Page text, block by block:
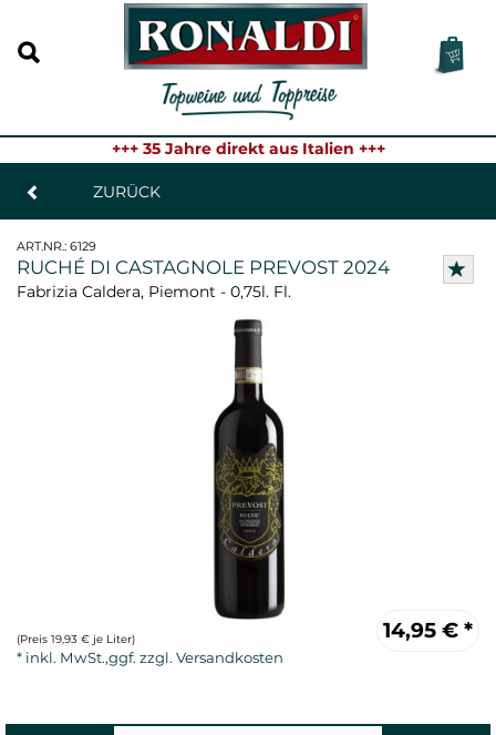
+++ 35 Jahre direkt aus Italien +++
ZURÜCK
ART.NR.: 6129
RUCHÉ DI CASTAGNOLE PREVOST 2024
Fabrizia Caldera, Piemont - 0,75l. Fl.
14,95 € *
(Preis 19,93 € je Liter)